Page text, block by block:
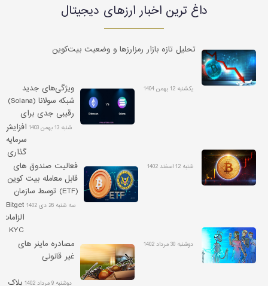
داغ ترین اخبار ارزهای دیجیتال
تحلیل تازه بازار رمزارزها و وضعیت بیت‌کوین
یکشنبه 12 بهمن 1404
ویژگی‌های جدید
شبکه سولانا (Solana)
رقیبی جدی برای
اتریوم
شنبه 13 بهمن 1403
افزایش
سرمایه
گذاری
ها در
ارزهای
دیجیتال
با
رسیدن
قیمت
بیت
کانال
شنبه 12 اسفند 1402
فعالیت صندوق های
قابل معامله بیت کوین
(ETF) توسط سازمان
بورس آمریکا تایید شد
سه شنبه 26 دی 1402
Bitget
الزامات
KYC
را
کند
دوشنبه 30 مرداد 1402
مصادره ماینر های
غیر قانونی
دوشنبه 9 مرداد 1402
بلاک